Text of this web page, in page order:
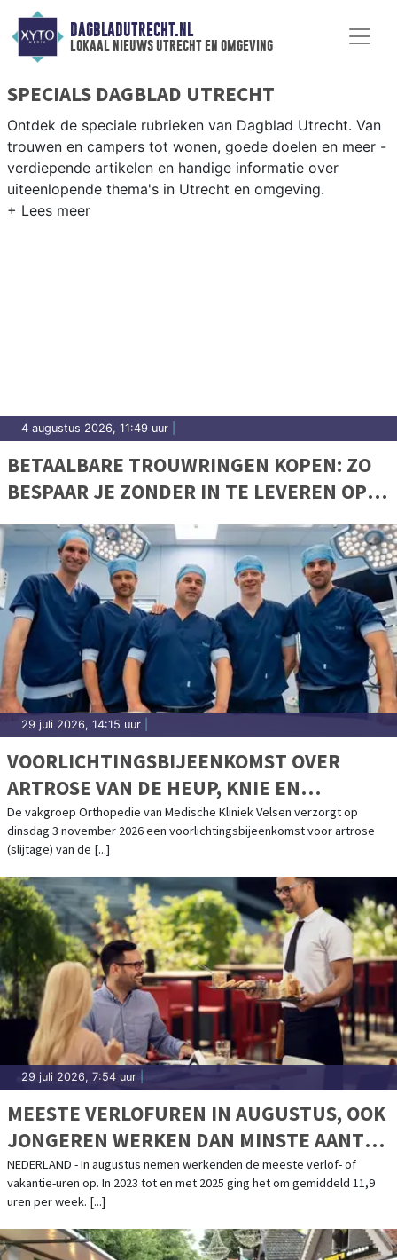
DAGBLADUTRECHT.NL
lokaal nieuws utrecht en omgeving
SPECIALS DAGBLAD UTRECHT
Ontdek de speciale rubrieken van Dagblad Utrecht. Van
trouwen en campers tot wonen, goede doelen en meer -
verdiepende artikelen en handige informatie over
uiteenlopende thema's in Utrecht en omgeving.
4 augustus 2026, 11:49 uur
BETAALBARE TROUWRINGEN KOPEN: ZO
BESPAAR JE ZONDER IN TE LEVEREN OP
29 juli 2026, 14:15 uur
VOORLICHTINGSBIJEENKOMST OVER
ARTROSE VAN DE HEUP, KNIE EN
SCHOUDER IN MEDISCHE KLINIEK VELSEN
De vakgroep Orthopedie van Medische Kliniek Velsen verzorgt op
dinsdag 3 november 2026 een voorlichtingsbijeenkomst voor artrose
(slijtage) van de [...]
29 juli 2026, 7:54 uur
MEESTE VERLOFUREN IN AUGUSTUS, OOK
JONGEREN WERKEN DAN MINSTE AANTAL
UREN
NEDERLAND - In augustus nemen werkenden de meeste verlof- of
vakantie-uren op. In 2023 tot en met 2025 ging het om gemiddeld 11,9
uren per week. [...]